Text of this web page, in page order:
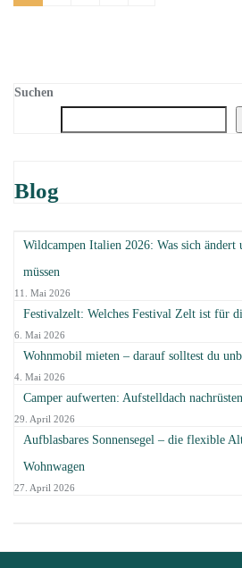
Suchen
Blog
Wildcampen Italien 2026: Was sich ändert
müssen
11. Mai 2026
Festivalzelt: Welches Festival Zelt ist für
6. Mai 2026
Wohnmobil mieten – darauf solltest du
4. Mai 2026
Camper aufwerten: Aufstelldach
29. April 2026
Aufblasbares Sonnensegel – die flexible
Wohnwagen
27. April 2026